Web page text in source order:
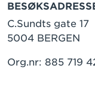
C.Sundts gate 17
5004 BERGEN
Org.nr: 885 719